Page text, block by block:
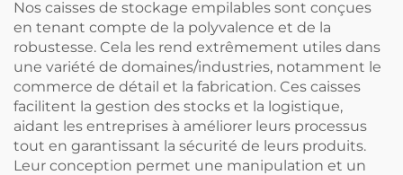
Nos caisses de stockage empilables sont conçues
en tenant compte de la polyvalence et de la
robustesse. Cela les rend extrêmement utiles dans
une variété de domaines/industries, notamment le
commerce de détail et la fabrication. Ces caisses
facilitent la gestion des stocks et la logistique,
aidant les entreprises à améliorer leurs processus
tout en garantissant la sécurité de leurs produits.
Leur conception permet une manipulation et un